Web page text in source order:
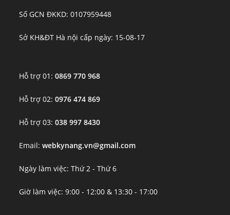
Số GCN ĐKKD: 0107959448
Sở KH&ĐT Hà nội cấp ngày: 15-08-17
Hỗ trợ 01:0869 770 968
Hỗ trợ 02:0976 474 869
Hỗ trợ 03:038 997 8430
Email:webkynang.vn@gmail.com
Ngày làm việc: Thứ 2 - Thứ 6
Giờ làm việc: 9:00 - 12:00 & 13:30 - 17:00